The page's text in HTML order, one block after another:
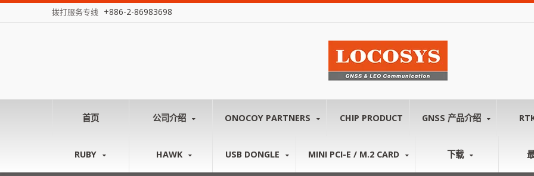
拨打服务专线 +886-2-86983698
首页 公司介绍 ONOCOY PARTNERS CHIP PRODUCT GNSS 产品介绍
RUBY HAWK USB DONGLE MINI PCI-E / M.2 CARD 下载